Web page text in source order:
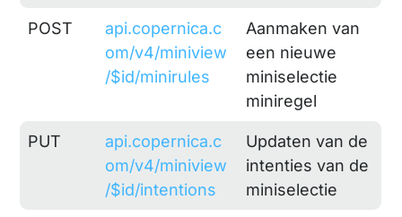
POST
api.copernica.c
om/v4/miniview
/$id/minirules
Aanmaken van
een nieuwe
miniselectie
miniregel
PUT
api.copernica.c
om/v4/miniview
/$id/intentions
Updaten van de
intenties van de
miniselectie